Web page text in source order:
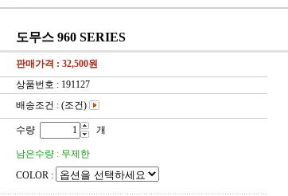
도무스 960 SERIES
판매가격 : 32,500원
상품번호 : 191127
배송조건 : (조건)
수량 개
남은수량 : 무제한
COLOR :